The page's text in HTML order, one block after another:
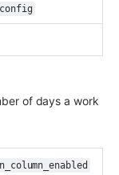
of days a work